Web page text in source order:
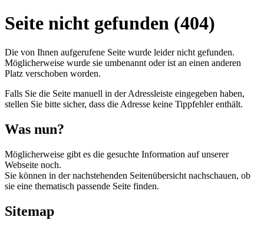
Seite nicht gefunden (404)
Die von Ihnen aufgerufene Seite wurde leider nicht gefunden.
Möglicherweise wurde sie umbenannt oder ist an einen anderen
Platz verschoben worden.
Falls Sie die Seite manuell in der Adressleiste eingegeben haben,
stellen Sie bitte sicher, dass die Adresse keine Tippfehler enthält.
Was nun?
Möglicherweise gibt es die gesuchte Information auf unserer
Webseite noch.
Sie können in der nachstehenden Seitenübersicht nachschauen, ob
sie eine thematisch passende Seite finden.
Sitemap